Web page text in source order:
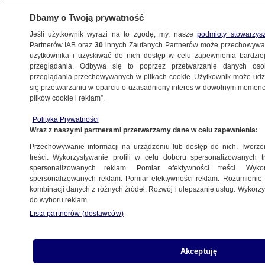
BIZNES
ZE ŚWIATA
reakcja
5.11.2024, 07:07
Udostępnij
Dbamy o Twoją prywatność
Jeśli użytkownik wyrazi na to zgodę, my, naszepodmioty
Partnerów IAB oraz30 innych Zaufanych Partnerów może
użytkownika i uzyskiwać do nich dostęp w celu zapewnienia
przeglądania. Odbywa się to poprzez przetwarzanie danych
przeglądania przechowywanych w plikach cookie. Użytkownik może
się przetwarzaniu w oparciu o uzasadniony interes w dowolnym
plików cookie i reklam”.
Polityka Prywatności
Wraz z naszymi partnerami przetwarzamy dane w celu zapewnienia:
Przechowywanie informacji na urządzeniu lub dostęp do nich.
treści. Wykorzystywanie profili w celu doboru spersonalizowanych
spersonalizowanych reklam. Pomiar efektywności treści.
spersonalizowanych reklam. Pomiar efektywności reklam.
kombinacji danych z różnych źródeł. Rozwój i ulepszanie usług.
do wyboru reklam.
Lista partnerów (dostawców)
Akceptuję